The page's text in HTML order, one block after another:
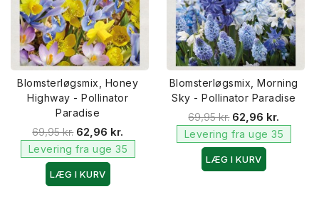
Blomsterløgsmix, Honey
Highway - Pollinator
Paradise
69,95 kr. 62,96 kr.
Levering fra uge 35
LÆG I KURV
Blomsterløgsmix, Morning
Sky - Pollinator Paradise
69,95 kr. 62,96 kr.
Levering fra uge 35
LÆG I KURV